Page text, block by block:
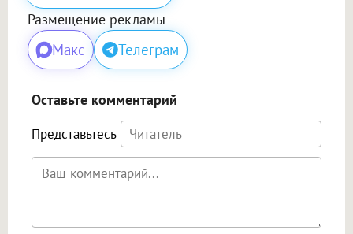
Размещение рекламы
Макс Телеграм
Оставьте комментарий
Представьтесь